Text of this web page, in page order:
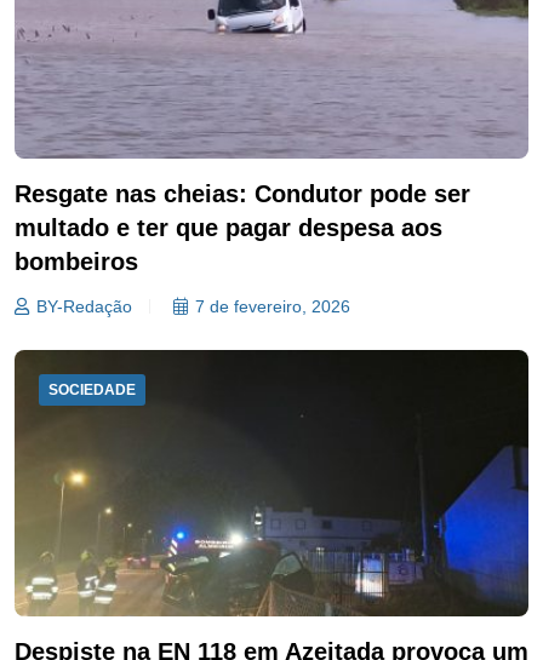
Resgate nas cheias: Condutor pode ser
multado e ter que pagar despesa aos
bombeiros
BY-Redação 7 de fevereiro, 2026
SOCIEDADE
Despiste na EN 118 em Azeitada provoca um